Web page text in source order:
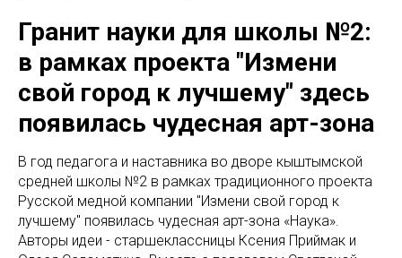
Гранит науки для школы №2:
в рамках проекта "Измени
свой город к лучшему" здесь
появилась чудесная арт-зона
В год педагога и наставника во дворе кыштымской
средней школы №2 в рамках традиционного проекта
Русской медной компании "Измени свой город к
лучшему" появилась чудесная арт-зона «Наука».
Авторы идеи - старшеклассницы Ксения Приймак и